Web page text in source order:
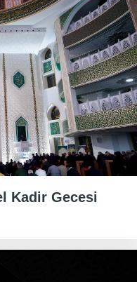
Kadir Gecesi